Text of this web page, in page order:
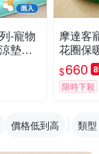
-寵物
墊超
L 夏
熱銷
摩達客
花圈保
貓窩
厚氛圍
$660
限時下殺
價格低到高 類型